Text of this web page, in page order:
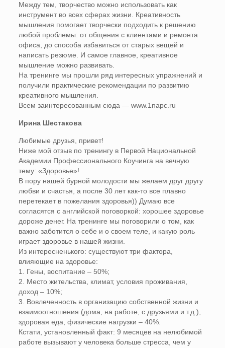
Между тем, творчество можно использовать как
инструмент во всех сферах жизни. Креативность
мышления помогает творчески подходить к решению
любой проблемы: от общения с клиентами и ремонта
офиса, до способа избавиться от старых вещей и
написать резюме. И самое главное, креативное
мышление можно развивать.
На тренинге мы прошли ряд интересных упражнений и
получили практические рекомендации по развитию
креативного мышления.
Всем заинтересованным сюда — www.1napc.ru
Ирина Шестакова
Любимые друзья, привет!
Ниже мой отзыв по тренингу в Первой Национальной
Академии Профессионального Коучинга на вечную
тему: «Здоровье»!
В пору нашей бурной молодости мы желаем друг другу
любви и счастья, а после 30 лет как-то все плавно
перетекает в пожелания здоровья)) Думаю все
согласятся с английской поговоркой: хорошее здоровье
дороже денег. На тренинге мы поговорили о том, как
важно заботится о себе и о своем теле, и какую роль
играет здоровье в нашей жизни.
Из интересненького: существуют три фактора,
влияющие на здоровье:
1. Гены, воспитание – 50%;
2. Место жительства, климат, условия проживания,
доход – 10%;
3. Вовлеченность в организацию собственной жизни и
взаимоотношения (дома, на работе, с друзьями и т.д.),
здоровая еда, физические нагрузки – 40%.
Кстати, установленный факт: 9 месяцев на нелюбимой
работе вызывают у человека больше стресса, чем у